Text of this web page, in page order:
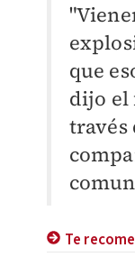
que
dijo el
través
Te